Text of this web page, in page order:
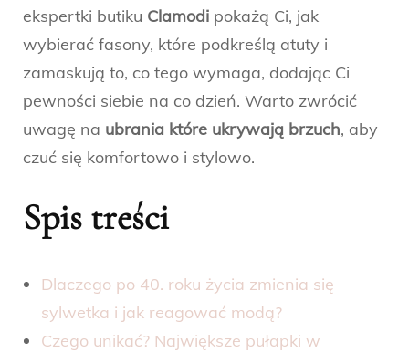
ekspertki butiku Clamodi pokażą Ci, jak
wybierać fasony, które podkreślą atuty i
zamaskują to, co tego wymaga, dodając Ci
pewności siebie na co dzień. Warto zwrócić
uwagę na ubrania które ukrywają brzuch, aby
czuć się komfortowo i stylowo.
Spis treści
Dlaczego po 40. roku życia zmienia się
sylwetka i jak reagować modą?
Czego unikać? Największe pułapki w